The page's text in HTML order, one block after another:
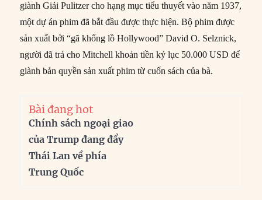
giành Giải Pulitzer cho hạng mục tiểu thuyết vào năm 1937,
một dự án phim đã bắt đầu được thực hiện. Bộ phim được
sản xuất bởi “gã khổng lồ Hollywood” David O. Selznick,
người đã trả cho Mitchell khoản tiền kỷ lục 50.000 USD để
giành bản quyền sản xuất phim từ cuốn sách của bà.
Bài đang hot
Chính sách ngoại giao
của Trump đang đẩy
Thái Lan về phía
Trung Quốc